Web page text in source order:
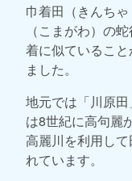
巾着田（きんち
（こまがわ）の
着に似ているこ
ました。
地元では「川原
は8世紀に高句麗
高麗川を利用し
れています。